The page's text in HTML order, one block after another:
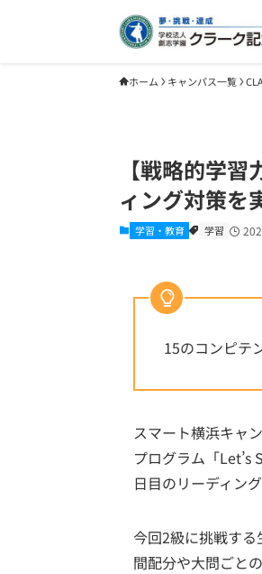
ホーム キャンパス一覧
【戦略的学
ィング対策を
学習・教育 学習
15のコンピテ
スマート横浜キャ
プログラム「Let’s
日目のリーディン
今回2級に挑戦す
間配分や大問ごと